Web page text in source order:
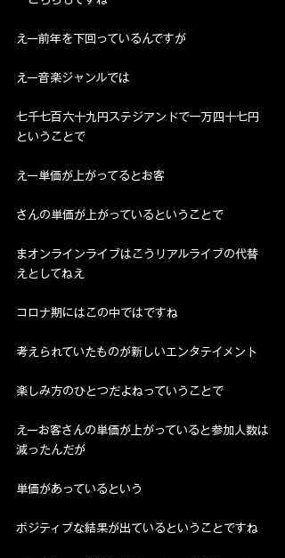
えー前年を下回っているんですが
えー音楽ジャンルでは
七千七百六十九円ステジアンドで一万四十七円
ということで
えー単価が上がってるとお客
さんの単価が上がっているということで
まオンラインライブはこうリアルライブの代替
えとしてねえ
コロナ期にはこの中ではですね
考えられていたものが新しいエンタテイメント
楽しみ方のひとつだよねっていうことで
えーお客さんの単価が上がっていると参加人数は
減ったんだが
単価があっているという
ポジティブな結果が出ているということですね